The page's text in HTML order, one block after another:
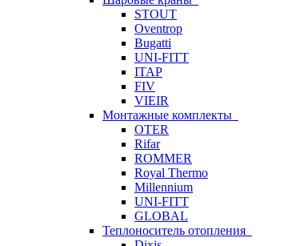
STOUT
Oventrop
Bugatti
UNI-FITT
ITAP
FIV
VIEIR
Монтажные комплекты
OTER
Rifar
ROMMER
Royal Thermo
Millennium
UNI-FITT
GLOBAL
Теплоноситель отопления